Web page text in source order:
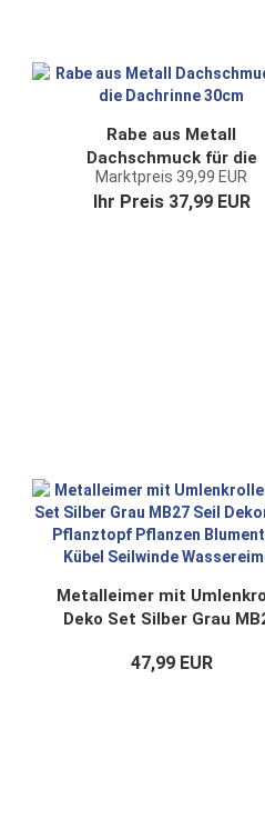
Rabe aus Metall
Dachschmuck für die
Dachrinne 30cm
Marktpreis 39,99 EUR
Ihr Preis 37,99 EUR
Metalleimer mit
Deko Set Silber Grau
Pflanzen Blumentopf
47,99 EUR